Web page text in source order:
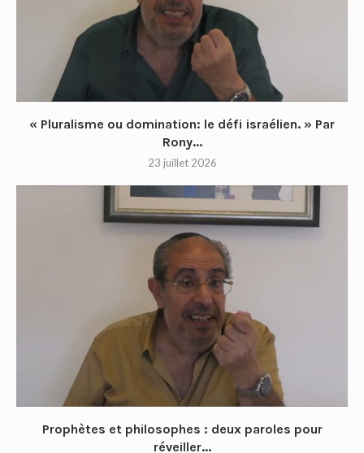
« Pluralisme ou domination: le défi israélien. » Par
Rony...
23 juillet 2026
Prophètes et philosophes : deux paroles pour
réveiller...